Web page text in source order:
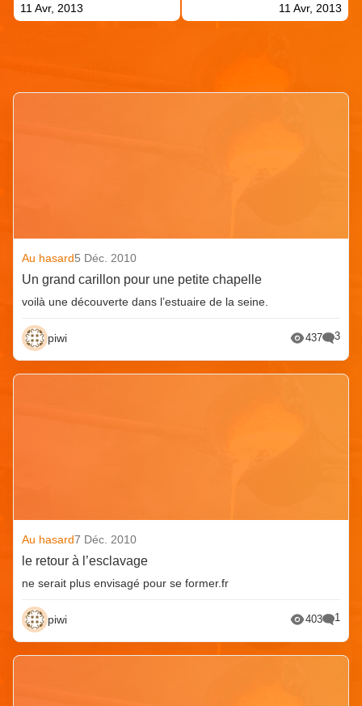
11 Avr, 2013
11 Avr, 2013
Au hasard5 Déc. 2010
Un grand carillon pour une petite chapelle
voilà une découverte dans l’estuaire de la seine.
piwi 437 3
Au hasard7 Déc. 2010
le retour à l’esclavage
ne serait plus envisagé pour se former.fr
piwi 403 1